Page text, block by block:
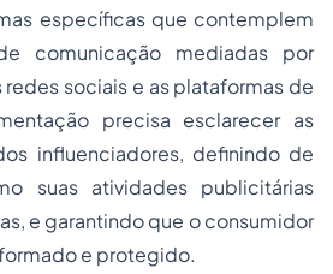
específicas que contemplem
comunicação mediadas por
sociais e as plataformas de
precisa esclarecer as
influenciadores, definindo de
suas atividades publicitárias
e garantindo que o consumidor
e protegido.